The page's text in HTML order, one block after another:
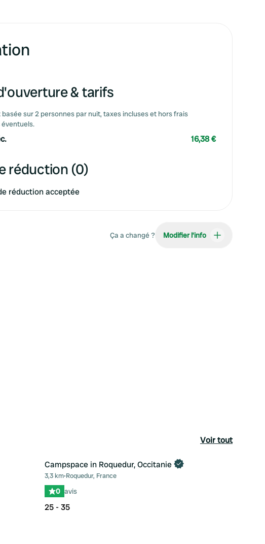
& tarifs
sur 2 personnes par nuit, taxes incluses et hors frais
16,38 €
réduction (0)
réduction acceptée
Ça a changé ? Modifier l’info
Voir tout
Préféré
Reserve maintenant
Campspace in Roquedur, Occitanie
3,3 km•Roquedur, France
0 avis
25 - 35